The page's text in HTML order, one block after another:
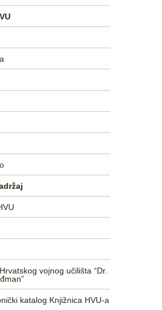
vojnog učilišta “Dr.
katalog Knjižnica HVU-a